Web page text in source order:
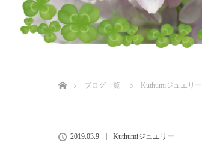
ブログ一覧
Kuthumiジュエリー
2019.03.9 Kuthumiジュエリー